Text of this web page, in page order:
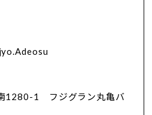
1280-1 フジグラン丸亀バ